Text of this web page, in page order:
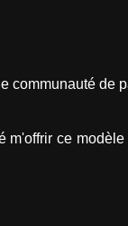
communauté de
m'offrir ce